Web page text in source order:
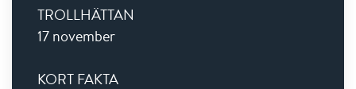
TROLLHÄTTAN
17 november
KORT FAKTA